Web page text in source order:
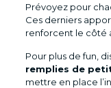
Prévoyez pour
Ces derniers
renforcent le côté
Pour plus de fun,
remplies de
mettre en place